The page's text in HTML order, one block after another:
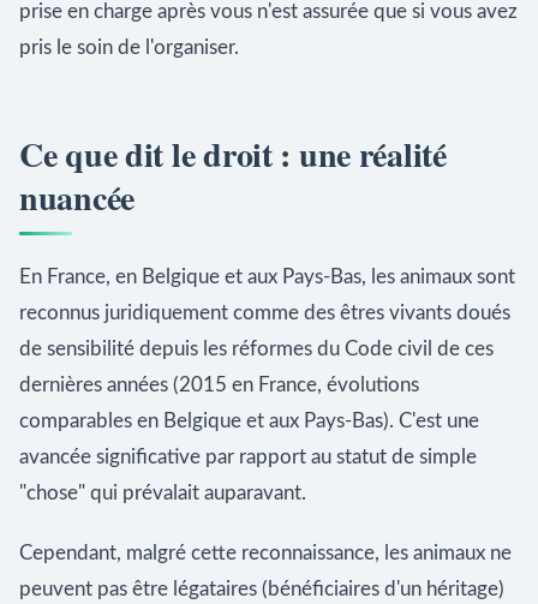
prise en charge après vous n'est assurée que si vous avez
pris le soin de l'organiser.
Ce que dit le droit : une réalité
nuancée
En France, en Belgique et aux Pays-Bas, les animaux sont
reconnus juridiquement comme des êtres vivants doués
de sensibilité depuis les réformes du Code civil de ces
dernières années (2015 en France, évolutions
comparables en Belgique et aux Pays-Bas). C'est une
avancée significative par rapport au statut de simple
"chose" qui prévalait auparavant.
Cependant, malgré cette reconnaissance, les animaux ne
peuvent pas être légataires (bénéficiaires d'un héritage)